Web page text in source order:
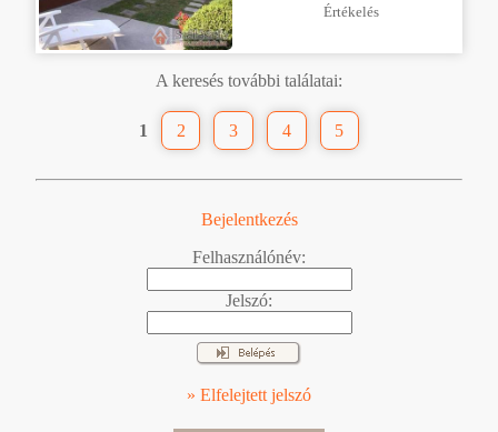
Értékelés
A keresés további találatai:
1 2 3 4 5
Bejelentkezés
Felhasználónév:
Jelszó:
» Elfelejtett jelszó